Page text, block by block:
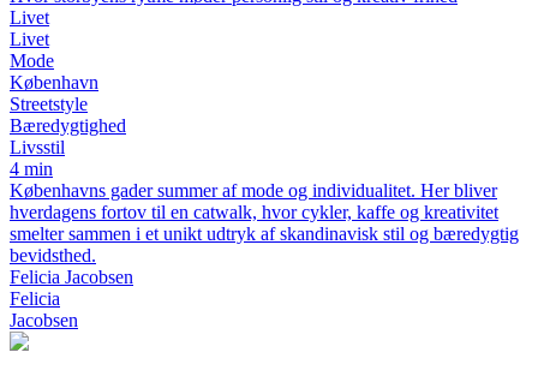
Livet
Livet
Mode
København
Streetstyle
Bæredygtighed
Livsstil
4 min
Københavns gader summer af mode og individualitet. Her bliver
hverdagens fortov til en catwalk, hvor cykler, kaffe og kreativitet
smelter sammen i et unikt udtryk af skandinavisk stil og bæredygtig
bevidsthed.
Felicia Jacobsen
Felicia
Jacobsen